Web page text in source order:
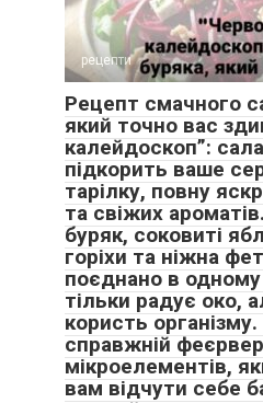
рецепти
Рецепт смачного
який точно вас
калейдоскоп”:
підкорить ваше
тарілку, повну
та свіжих
буряк, соковиті
горіхи та ніжна
поєднано в одному
тільки радує око,
користь
справжній
мікроелементів,
вам відчути себе